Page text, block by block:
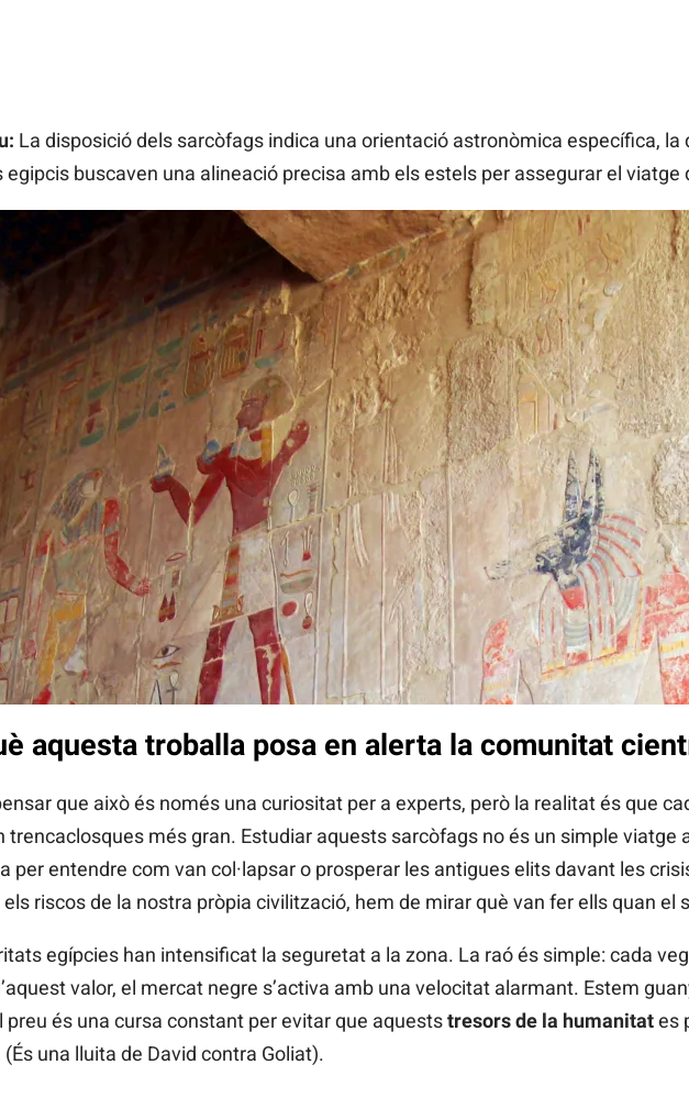
La disposició dels sarcòfags indica una orientació astronòmica específica, la
egipcis buscaven una alineació precisa amb els estels per assegurar el viatge
aquesta troballa posa en alerta la comunitat
que això és només una curiositat per a experts, però la realitat és que
trencaclosques més gran. Estudiar aquests sarcòfags no és un simple viatge
per entendre com van col·lapsar o prosperar les antigues elits davant les
riscos de la nostra pròpia civilització, hem de mirar què van fer ells quan el
egípcies han intensificat la seguretat a la zona. La raó és simple: cada
valor, el mercat negre s’activa amb una velocitat alarmant. Estem
preu és una cursa constant per evitar que aqueststresors de la humanitates
una lluita de David contra Goliat).